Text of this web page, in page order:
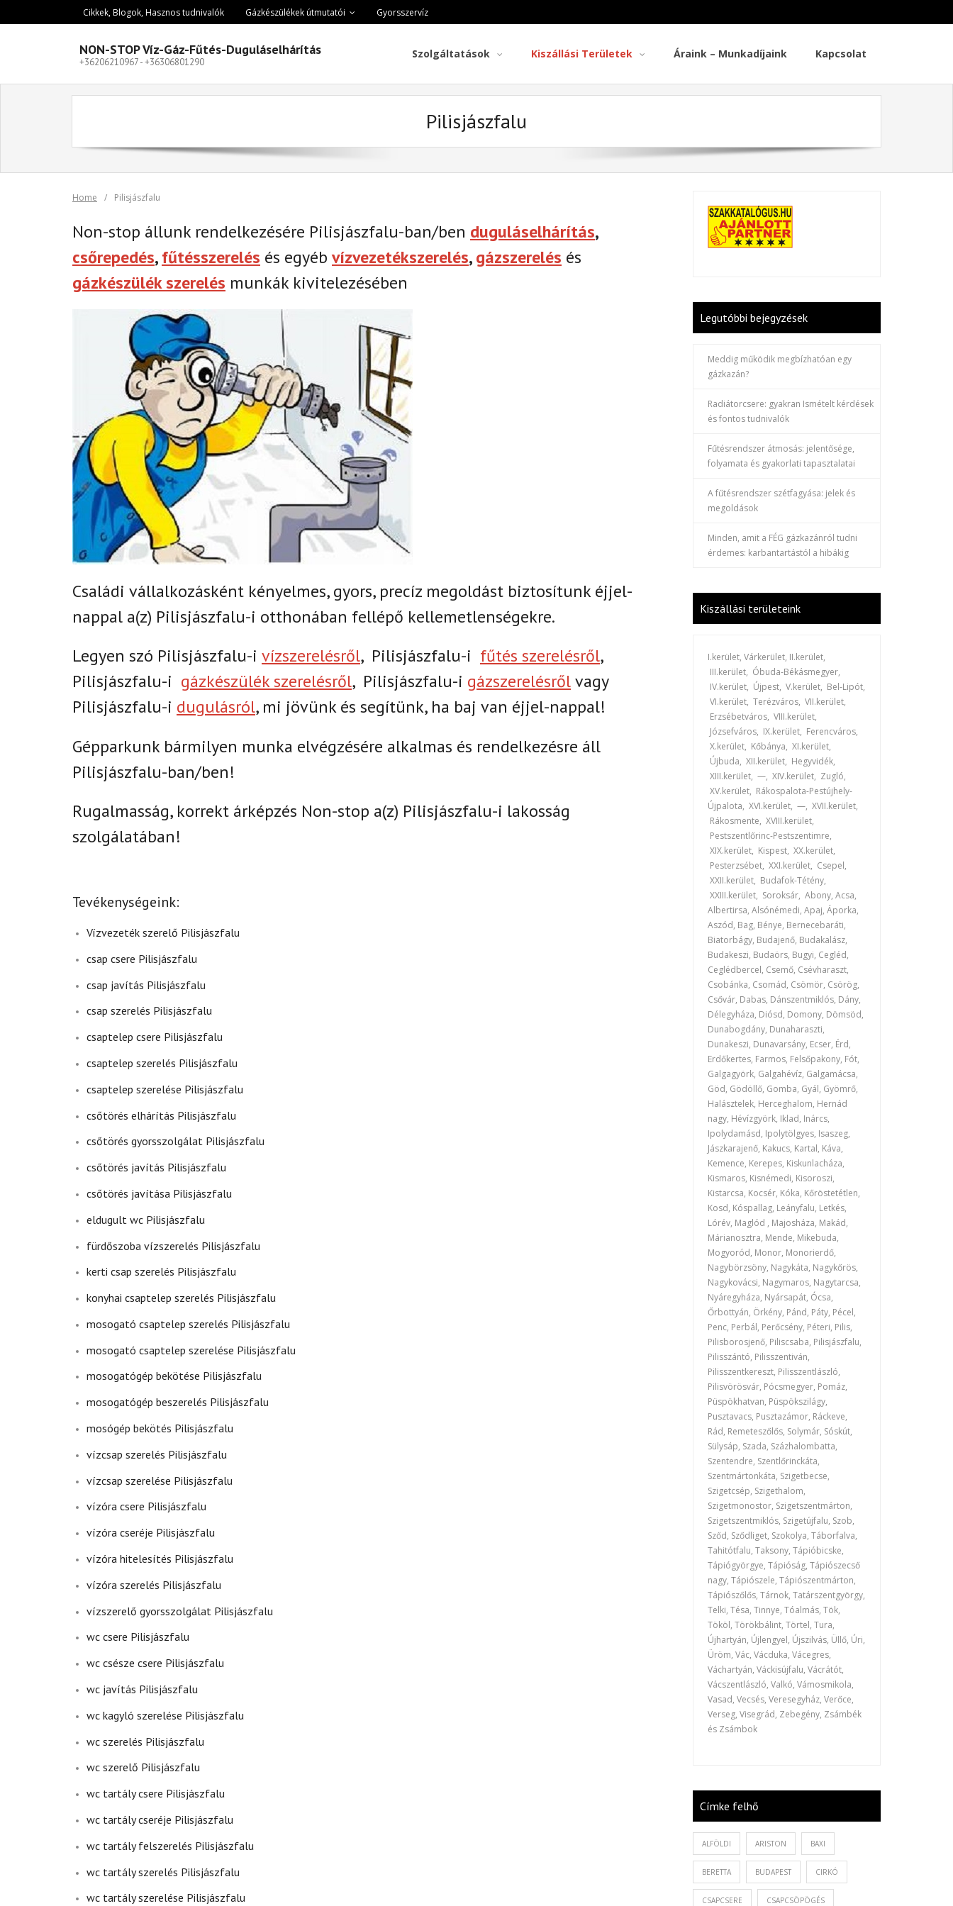
Cikkek, Blogok, Hasznos tudnivalók Gázkészülékek útmutatói Gyorsszervíz
NON-STOP Víz-Gáz-Fűtés-Duguláselhárítás
+36206210967 - +36306801290
Szolgáltatások Kiszállási Területek Áraink – Munkadíjaink Kapcsolat
Pilisjászfalu
Home / Pilisjászfalu
Non-stop állunk rendelkezésére Pilisjászfalu-ban/ben duguláselhárítás,
csőrepedés,fűtésszerelés és egyéb vízvezetékszerelés,gázszerelés és
gázkészülék szerelés munkák kivitelezésében
Családi vállalkozásként kényelmes, gyors, precíz megoldást biztosítunkéjjel-
nappal a(z) Pilisjászfalu-i otthonában fellépő kellemetlenségekre.
Legyen szó Pilisjászfalu-i vízszerelésről, Pilisjászfalu-i fűtés szerelésről,
Pilisjászfalu-i gázkészülék szerelésről, Pilisjászfalu-i gázszerelésrőlvagy
Pilisjászfalu-i dugulásról, mi jövünk és segítünk, ha baj van éjjel-nappal!
Gépparkunk bármilyen munka elvégzésére alkalmas és rendelkezésre áll
Pilisjászfalu-ban/ben!
Rugalmasság, korrekt árképzés Non-stop a(z) Pilisjászfalu-i lakosság
szolgálatában!
Tevékenységeink:
Vízvezeték szerelő Pilisjászfalu
csap csere Pilisjászfalu
csap javítás Pilisjászfalu
csap szerelés Pilisjászfalu
csaptelep csere Pilisjászfalu
csaptelep szerelés Pilisjászfalu
csaptelep szerelése Pilisjászfalu
csőtörés elhárítás Pilisjászfalu
csőtörés gyorsszolgálat Pilisjászfalu
csőtörés javítás Pilisjászfalu
csőtörés javítása Pilisjászfalu
eldugult wc Pilisjászfalu
fürdőszoba vízszerelés Pilisjászfalu
kerti csap szerelés Pilisjászfalu
konyhai csaptelep szerelés Pilisjászfalu
mosogató csaptelep szerelés Pilisjászfalu
mosogató csaptelep szerelése Pilisjászfalu
mosogatógép bekötése Pilisjászfalu
mosogatógép beszerelés Pilisjászfalu
mosógép bekötés Pilisjászfalu
vízcsap szerelés Pilisjászfalu
vízcsap szerelése Pilisjászfalu
vízóra csere Pilisjászfalu
vízóra cseréje Pilisjászfalu
vízóra hitelesítés Pilisjászfalu
vízóra szerelés Pilisjászfalu
vízszerelő gyorsszolgálat Pilisjászfalu
wc csere Pilisjászfalu
wc csésze csere Pilisjászfalu
wc javítás Pilisjászfalu
wc kagyló szerelése Pilisjászfalu
wc szerelés Pilisjászfalu
wc szerelő Pilisjászfalu
wc tartály csere Pilisjászfalu
wc tartály cseréje Pilisjászfalu
wc tartály felszerelés Pilisjászfalu
wc tartály szerelés Pilisjászfalu
wc tartály szerelése Pilisjászfalu
Legutóbbi bejegyzések
Meddig működik megbízhatóan egy
gázkazán?
Radiátorcsere: gyakran Ismételt kérdések
és fontos tudnivalók
Fűtésrendszer átmosás: jelentősége,
folyamata és gyakorlati tapasztalatai
A fűtésrendszer szétfagyása: jelek és
megoldások
Minden, amit a FÉG gázkazánról tudni
érdemes: karbantartástól a hibákig
Kiszállási területeink
I.kerület, Várkerület, II.kerület,
III.kerület, Óbuda-Békásmegyer,
IV.kerület, Újpest, V.kerület, Bel-Lipót,
VI.kerület, Terézváros, VII.kerület,
Erzsébetváros, VIII.kerület,
Józsefváros, IX.kerület, Ferencváros,
X.kerület, Kőbánya, XI.kerület,
Újbuda, XII.kerület, Hegyvidék,
XIII.kerület, —, XIV.kerület, Zugló,
XV.kerület, Rákospalota-Pestújhely-
Újpalota, XVI.kerület, —, XVII.kerület,
Rákosmente, XVIII.kerület,
Pestszentlőrinc-Pestszentimre,
XIX.kerület, Kispest, XX.kerület,
Pesterzsébet, XXI.kerület, Csepel,
XXII.kerület, Budafok-Tétény,
XXIII.kerület, Soroksár, Abony, Acsa,
Albertirsa, Alsónémedi, Apaj, Áporka,
Aszód, Bag, Bénye, Bernecebaráti,
Biatorbágy, Budajenő, Budakalász,
Budakeszi, Budaörs, Bugyi, Cegléd,
Ceglédbercel, Csemő, Csévharaszt,
Csobánka, Csomád, Csömör, Csörög,
Csővár, Dabas, Dánszentmiklós, Dány,
Délegyháza, Diósd, Domony, Dömsöd,
Dunabogdány, Dunaharaszti,
Dunakeszi, Dunavarsány, Ecser, Érd,
Erdőkertes, Farmos, Felsőpakony, Fót,
Galgagyörk, Galgahévíz, Galgamácsa,
Göd, Gödöllő, Gomba, Gyál, Gyömrő,
Halásztelek, Herceghalom, Hernád
nagy, Hévízgyörk, Iklad, Inárcs,
Ipolydamásd, Ipolytölgyes, Isaszeg,
Jászkarajenő, Kakucs, Kartal, Káva,
Kemence, Kerepes, Kiskunlacháza,
Kismaros, Kisnémedi, Kisoroszi,
Kistarcsa, Kocsér, Kóka, Kőröstetétlen,
Kosd, Kóspallag, Leányfalu, Letkés,
Lórév, Maglód , Majosháza, Makád,
Márianosztra, Mende, Mikebuda,
Mogyoród, Monor, Monorierdő,
Nagybörzsöny, Nagykáta, Nagykőrös,
Nagykovácsi, Nagymaros, Nagytarcsa,
Nyáregyháza, Nyársapát, Ócsa,
Őrbottyán, Örkény, Pánd, Páty, Pécel,
Penc, Perbál, Perőcsény, Péteri, Pilis,
Pilisborosjenő, Piliscsaba, Pilisjászfalu,
Pilisszántó, Pilisszentiván,
Pilisszentkereszt, Pilisszentlászló,
Pilisvörösvár, Pócsmegyer, Pomáz,
Püspökhatvan, Püspökszilágy,
Pusztavacs, Pusztazámor, Ráckeve,
Rád, Remeteszőlős, Solymár, Sóskút,
Sülysáp, Szada, Százhalombatta,
Szentendre, Szentlőrinckáta,
Szentmártonkáta, Szigetbecse,
Szigetcsép, Szigethalom,
Szigetmonostor, Szigetszentmárton,
Szigetszentmiklós, Szigetújfalu, Szob,
Sződ, Sződliget, Szokolya, Táborfalva,
Tahitótfalu, Taksony, Tápióbicske,
Tápiógyörgye, Tápióság, Tápiószecső
nagy, Tápiószele, Tápiószentmárton,
Tápiószőlős, Tárnok, Tatárszentgyörgy,
Telki, Tésa, Tinnye, Tóalmás, Tök,
Tököl, Törökbálint, Törtel, Tura,
Újhartyán, Újlengyel, Újszilvás, Üllő, Úri,
Üröm, Vác, Vácduka, Vácegres,
Váchartyán, Váckisújfalu, Vácrátót,
Vácszentlászló, Valkó, Vámosmikola,
Vasad, Vecsés, Veresegyház, Verőce,
Verseg, Visegrád, Zebegény, Zsámbék
és Zsámbok
Címke felhő
ALFÖLDI ARISTON BAXI
BERETTA BUDAPEST CIRKÓ
CSAPCSERE CSAPCSÖPÖGÉS